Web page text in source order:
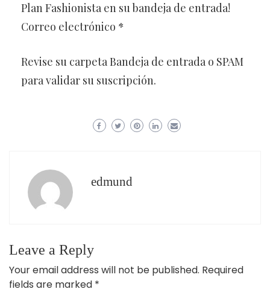
Plan Fashionista en su bandeja de entrada!
Correo electrónico *
Revise su carpeta Bandeja de entrada o SPAM
para validar su suscripción.
edmund
Leave a Reply
Your email address will not be published. Required
fields are marked *